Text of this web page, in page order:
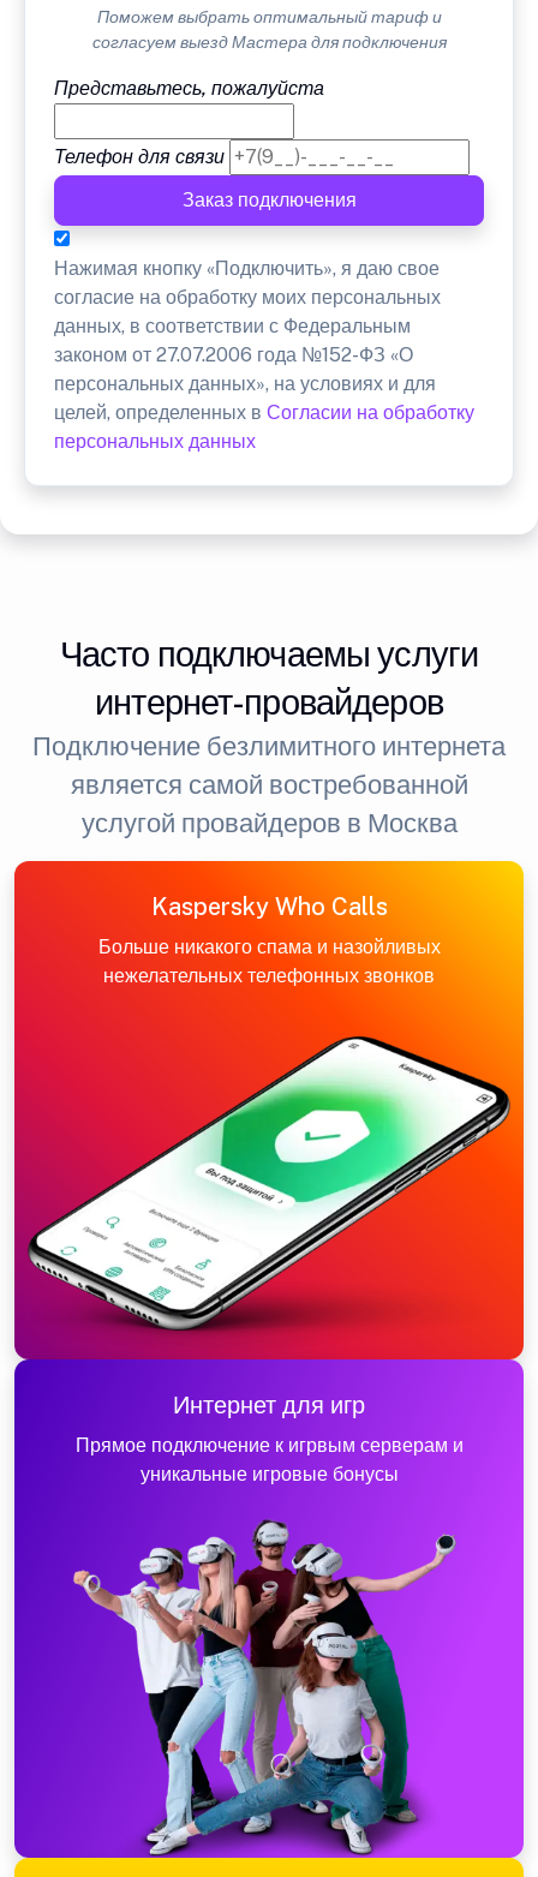
Поможем выбрать оптимальный тариф и
согласуем выезд Мастера для подключения
Представьтесь, пожалуйста
Телефон для связи
Заказ подключения
Нажимая кнопку «Подключить», я даю свое
согласие на обработку моих персональных
данных, в соответствии с Федеральным
законом от 27.07.2006 года №152-ФЗ «О
персональных данных», на условиях и для
целей, определенных в Согласии на обработку
персональных данных
Часто подключаемы услуги
интернет-провайдеров
Подключение безлимитного интернета
является самой востребованной
услугой провайдеров в Москва
Kaspersky Who Calls
Больше никакого спама и назойливых
нежелательных телефонных звонков
Интернет для игр
Прямое подключение к игрвым серверам и
уникальные игровые бонусы